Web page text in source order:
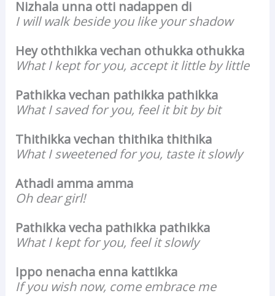
Nizhala unna otti nadappen di
I will walk beside you like your shadow
Hey oththikka vechan othukka othukka
What I kept for you, accept it little by little
Pathikka vechan pathikka pathikka
What I saved for you, feel it bit by bit
Thithikka vechan thithika thithika
What I sweetened for you, taste it slowly
Athadi amma amma
Oh dear girl!
Pathikka vecha pathikka pathikka
What I kept for you, feel it slowly
Ippo nenacha enna kattikka
If you wish now, come embrace me